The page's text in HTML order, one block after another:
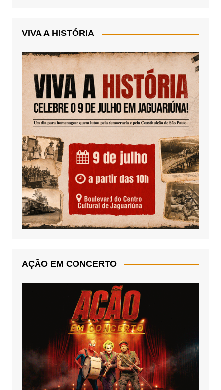
VIVA A HISTÓRIA
AÇÃO EM CONCERTO